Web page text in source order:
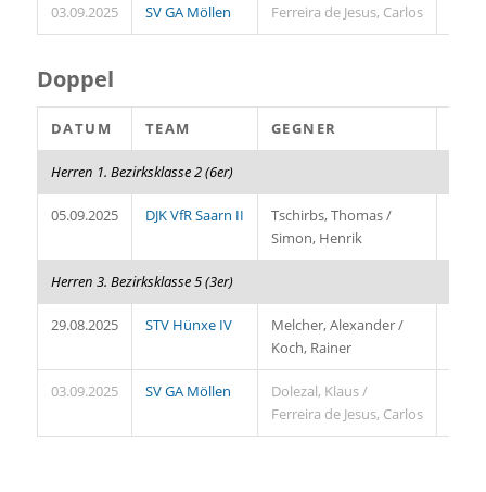
03.09.2025 SV GA Möllen Ferreira de Jesus, Carlos
Doppel
DATUM TEAM GEGNER
Herren 1. Bezirksklasse 2 (6er)
05.09.2025 DJK VfR Saarn II
Tschirbs, Thomas /
Simon, Henrik
Herren 3. Bezirksklasse 5 (3er)
29.08.2025 STV Hünxe IV
Melcher, Alexander /
Koch, Rainer
03.09.2025 SV GA Möllen
Dolezal, Klaus /
Ferreira de Jesus, Carlos